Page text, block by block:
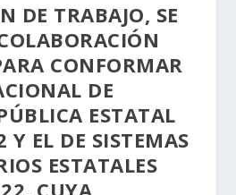
DE TRABAJO, SE
CONFORMAR
DE
ESTATAL
Y EL DE SISTEMAS
ESTATALES
CUYA